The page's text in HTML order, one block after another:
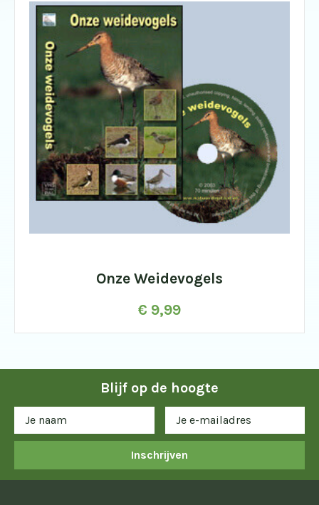
Onze Weidevogels
€ 9,99
Blijf op de hoogte
Inschrijven